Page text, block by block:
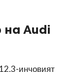
на Audi
инчовият